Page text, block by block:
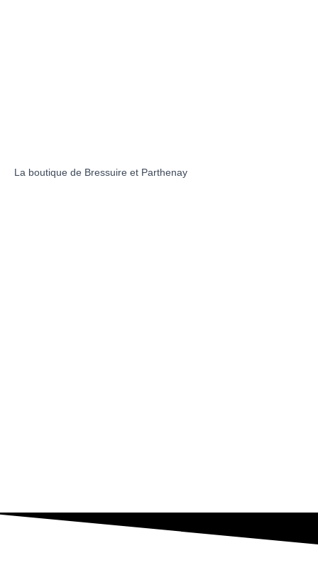
La boutique de Bressuire et Parthenay